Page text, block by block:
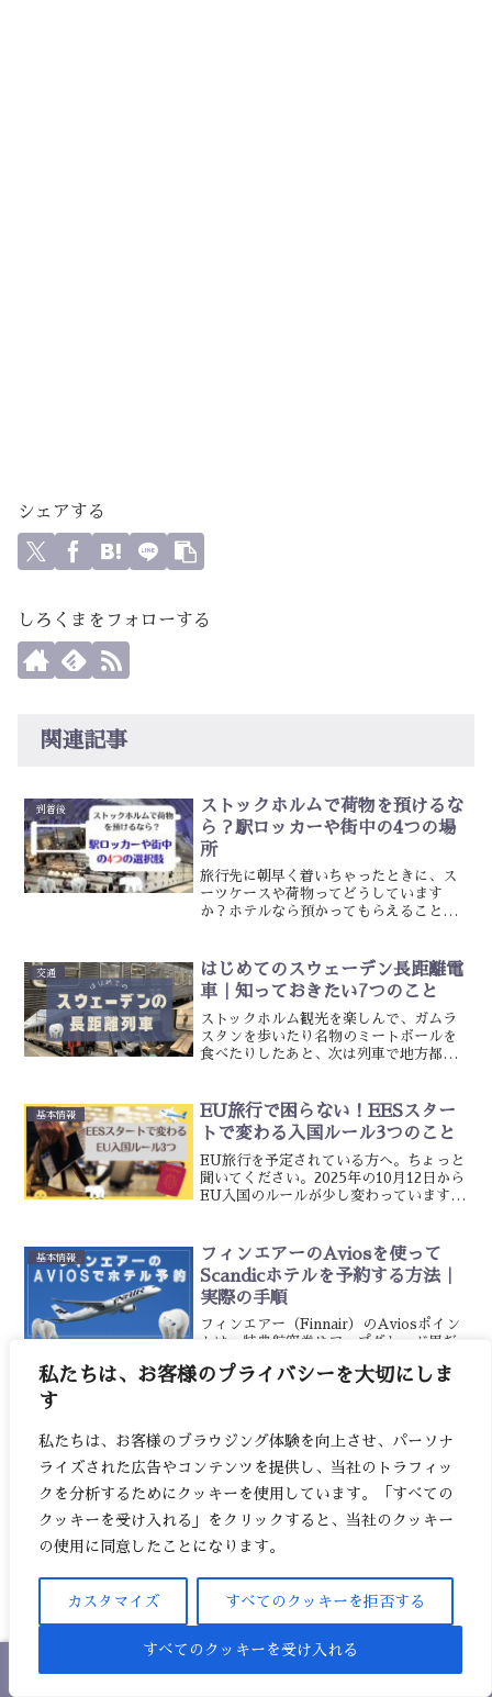
私たちは、お客様のプライバシーを大切にしま
す
私たちは、お客様のブラウジング体験を向上させ、パーソナ
ライズされた広告やコンテンツを提供し、当社のトラフィッ
クを分析するためにクッキーを使用しています。「すべての
クッキーを受け入れる」をクリックすると、当社のクッキー
の使用に同意したことになります。
カスタマイズ すべてのクッキーを拒否する
すべてのクッキーを受け入れる
シェアする
しろくまをフォローする
関連記事
到着後
ストックホルムで荷物を預けるな
ら？駅ロッカーや街中の4つの場
所
旅行先に朝早く着いちゃったときに、ス
ーツケースや荷物ってどうしています
か？ホテルなら預かってもらえることも
所に困りますよね。そんなとき、ストッ
クホルムでどこに荷物...
交通
はじめてのスウェーデン長距離電
車｜知っておきたい7つのこと
ストックホルム観光を楽しんで、ガムラ
スタンを歩いたり名物のミートボールを
食べたりしたあと、次は列車で地方都市
イレや食事はどうするの？荷物置き場は
あるの？盗まれない？など...
基本情報
EU旅行で困らない！EESスター
トで変わる入国ルール3つのこと
EU旅行を予定されている方へ。ちょっと
聞いてください。2025年の10月12日から
EU入国のルールが少し変わっています。
おけば安心です。今日は、旅行者の方が
押さえておくと...
基本情報
フィンエアーのAviosを使って
Scandicホテルを予約する方法｜
実際の手順
フィンエアー（Finnair）のAviosポイン
トは、特典航空券やアップグレード用だ
と思っていたのですが、Scandicホテルの
宿泊にも使えることを知りました。で
空港からストックホルム市内への
行き方5選
アーランダ空港からストックホルム市内
ます。ストックホルムに初めて来られる
方が迷わず市内へ着けるように。また、
ティやお店もかんたんに紹介します。長
い記事なので、時間や予算...
【海外でウケた！】スウェーデン
人＆多国籍な人に喜ばれた日本の
お土産｜失敗リストも！
海外への日本土産、何を選べばいいか迷